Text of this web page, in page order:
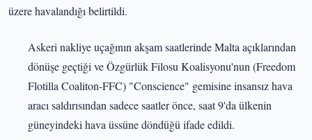
üzere havalandığı belirtildi.
Askeri nakliye uçağının akşam saatlerinde Malta açıklarından
dönüşe geçtiği ve Özgürlük Filosu Koalisyonu'nun (Freedom
Flotilla Coaliton-FFC) "Conscience" gemisine insansız hava
aracı saldırısından sadece saatler önce, saat 9'da ülkenin
güneyindeki hava üssüne döndüğü ifade edildi.